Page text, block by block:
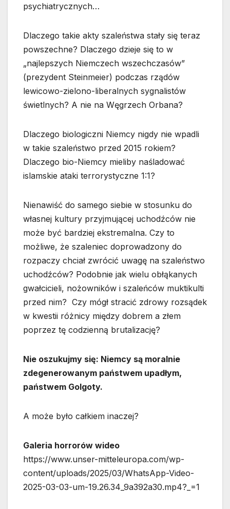
psychiatrycznych…
Dlaczego takie akty szaleństwa stały się teraz
powszechne? Dlaczego dzieje się to w
„najlepszych Niemczech wszechczasów”
(prezydent Steinmeier) podczas rządów
lewicowo-zielono-liberalnych sygnalistów
świetlnych? A nie na Węgrzech Orbana?
Dlaczego biologiczni Niemcy nigdy nie wpadli
w takie szaleństwo przed 2015 rokiem?
Dlaczego bio-Niemcy mieliby naśladować
islamskie ataki terrorystyczne 1:1?
Nienawiść do samego siebie w stosunku do
własnej kultury przyjmującej uchodźców nie
może być bardziej ekstremalna. Czy to
możliwe, że szaleniec doprowadzony do
rozpaczy chciał zwrócić uwagę na szaleństwo
uchodźców? Podobnie jak wielu obłąkanych
gwałcicieli, nożowników i szaleńców muktikulti
przed nim? Czy mógł stracić zdrowy rozsądek
w kwestii różnicy między dobrem a złem
poprzez tę codzienną brutalizację?
Nie oszukujmy się: Niemcy są moralnie
zdegenerowanym państwem upadłym,
państwem Golgoty.
A może było całkiem inaczej?
Galeria horrorów wideo
https://www.unser-mitteleuropa.com/wp-
content/uploads/2025/03/WhatsApp-Video-
2025-03-03-um-19.26.34_9a392a30.mp4?_=1